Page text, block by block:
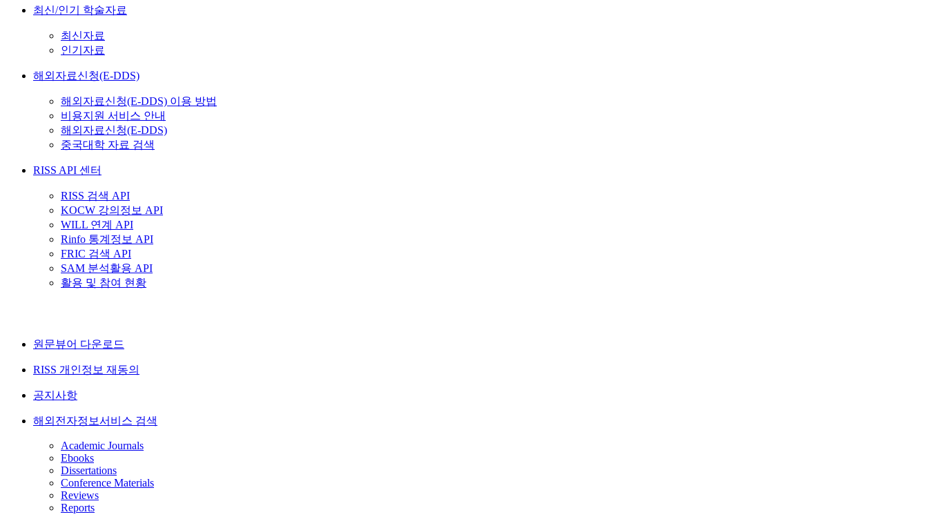
최신/인기 학술자료
최신자료
인기자료
해외자료신청(E-DDS)
해외자료신청(E-DDS) 이용 방법
비용지원 서비스 안내
해외자료신청(E-DDS)
중국대학 자료 검색
RISS API 센터
RISS 검색 API
KOCW 강의정보 API
WILL 연계 API
Rinfo 통계정보 API
FRIC 검색 API
SAM 분석활용 API
활용 및 참여 현황
원문뷰어 다운로드
RISS 개인정보 재동의
공지사항
해외전자정보서비스 검색
Academic Journals
Ebooks
Dissertations
Conference Materials
Reviews
Reports